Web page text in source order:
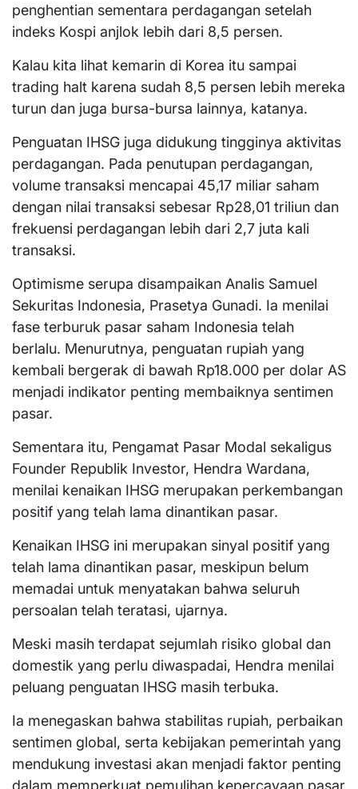
penghentian sementara perdagangan setelah
indeks Kospi anjlok lebih dari 8,5 persen.
Kalau kita lihat kemarin di Korea itu sampai
trading halt karena sudah 8,5 persen lebih mereka
turun dan juga bursa-bursa lainnya, katanya.
Penguatan IHSG juga didukung tingginya aktivitas
perdagangan. Pada penutupan perdagangan,
volume transaksi mencapai 45,17 miliar saham
dengan nilai transaksi sebesar Rp28,01 triliun dan
frekuensi perdagangan lebih dari 2,7 juta kali
transaksi.
Optimisme serupa disampaikan Analis Samuel
Sekuritas Indonesia, Prasetya Gunadi. Ia menilai
fase terburuk pasar saham Indonesia telah
berlalu. Menurutnya, penguatan rupiah yang
kembali bergerak di bawah Rp18.000 per dolar AS
menjadi indikator penting membaiknya sentimen
pasar.
Sementara itu, Pengamat Pasar Modal sekaligus
Founder Republik Investor, Hendra Wardana,
menilai kenaikan IHSG merupakan perkembangan
positif yang telah lama dinantikan pasar.
Kenaikan IHSG ini merupakan sinyal positif yang
telah lama dinantikan pasar, meskipun belum
memadai untuk menyatakan bahwa seluruh
persoalan telah teratasi, ujarnya.
Meski masih terdapat sejumlah risiko global dan
domestik yang perlu diwaspadai, Hendra menilai
peluang penguatan IHSG masih terbuka.
Ia menegaskan bahwa stabilitas rupiah, perbaikan
sentimen global, serta kebijakan pemerintah yang
mendukung investasi akan menjadi faktor penting
dalam memperkuat pemulihan kepercayaan pasar